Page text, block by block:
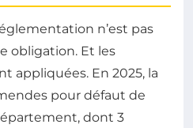
n’est pas
obligation. Et les
appliquées. En 2025, la
pour défaut de
dont 3